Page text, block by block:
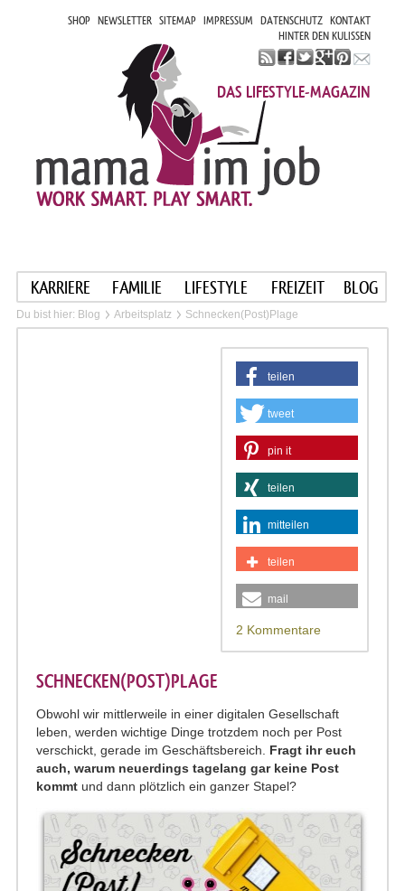
SHOP NEWSLETTER SITEMAP IMPRESSUM DATENSCHUTZ KONTAKT
HINTER DEN KULISSEN
DAS LIFESTYLE-MAGAZIN
KARRIERE FAMILIE LIFESTYLE FREIZEIT BLOG
Du bist hier: Blog Arbeitsplatz Schnecken(Post)Plage
teilen
tweet
pin it
teilen
mitteilen
teilen
mail
2 Kommentare
SCHNECKEN(POST)PLAGE
Obwohl wir mittlerweile in einer digitalen Gesellschaft
leben, werden wichtige Dinge trotzdem noch per Post
verschickt, gerade im Geschäftsbereich.
Fragt ihr euch
auch, warum neuerdings tagelang gar keine Post
kommt und dann plötzlich ein ganzer Stapel?